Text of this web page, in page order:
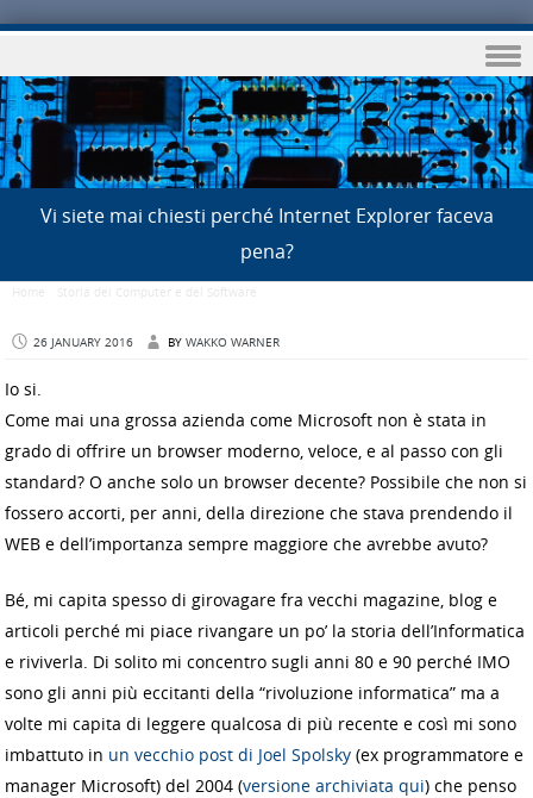
Skip to content
Vi siete mai chiesti perché Internet Explorer faceva
pena?
Home Storia dei Computer e del Software
26 JANUARY 2016
BY WAKKO WARNER
Io si.
Come mai una grossa azienda come Microsoft non è stata in
grado di offrire un browser moderno, veloce, e al passo con gli
standard? O anche solo un browser decente? Possibile che non si
fossero accorti, per anni, della direzione che stava prendendo il
WEB e dell’importanza sempre maggiore che avrebbe avuto?
Bé, mi capita spesso di girovagare fra vecchi magazine, blog e
articoli perché mi piace rivangare un po’ la storia dell’Informatica
e riviverla. Di solito mi concentro sugli anni 80 e 90 perché IMO
sono gli anni più eccitanti della “rivoluzione informatica” ma a
volte mi capita di leggere qualcosa di più recente e così mi sono
imbattuto in un vecchio post di Joel Spolsky (ex programmatore e
manager Microsoft) del 2004 (versione archiviata qui) che penso